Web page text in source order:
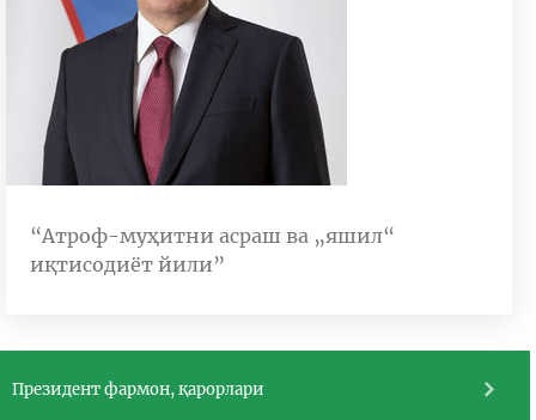
“Атроф-муҳитни асраш ва „яшил“
иқтисодиёт йили”
Президент фармон, қарорлари